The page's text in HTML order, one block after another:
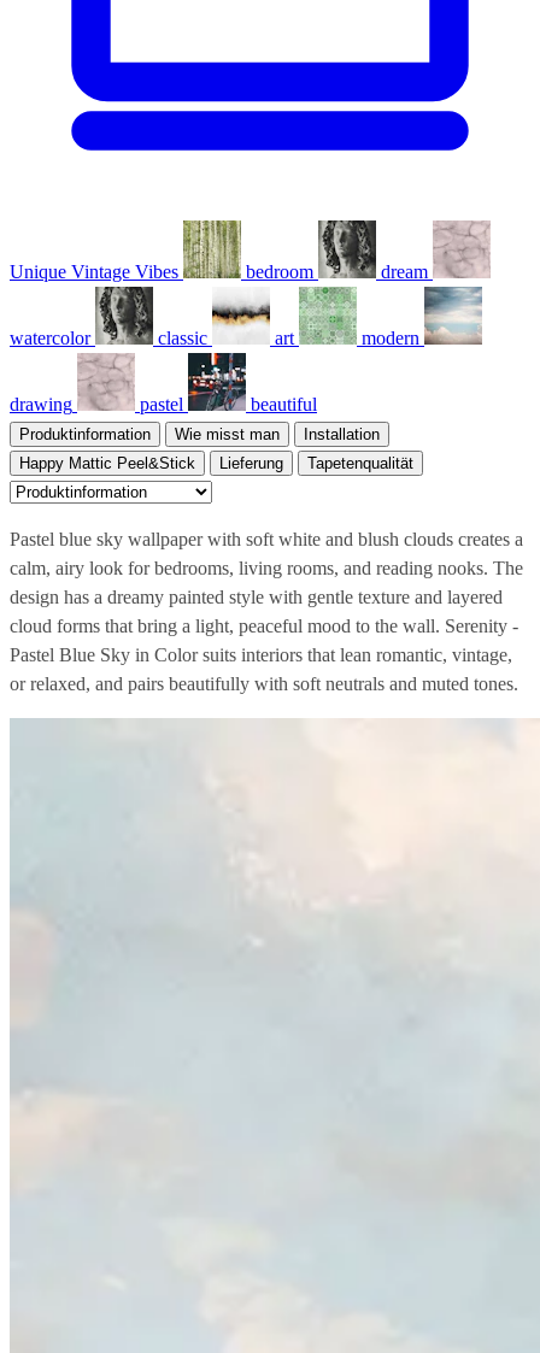
Unique Vintage Vibes bedroom dream
watercolor classic art modern
drawing pastel beautiful
Produktinformation Wie misst man
Installation
Happy Mattic Peel&Stick
Lieferung Tapetenqualität
Pastel blue sky wallpaper with soft white and blush clouds creates a
calm, airy look for bedrooms, living rooms, and reading nooks. The
design has a dreamy painted style with gentle texture and layered
cloud forms that bring a light, peaceful mood to the wall. Serenity -
Pastel Blue Sky in Color suits interiors that lean romantic, vintage,
or relaxed, and pairs beautifully with soft neutrals and muted tones.